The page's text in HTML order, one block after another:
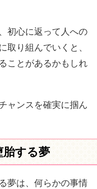
初心に返って人への
取り組んでいくと、
ことがあるかもしれ
ャンスを確実に掴ん
胎する夢
夢は、何らかの事情